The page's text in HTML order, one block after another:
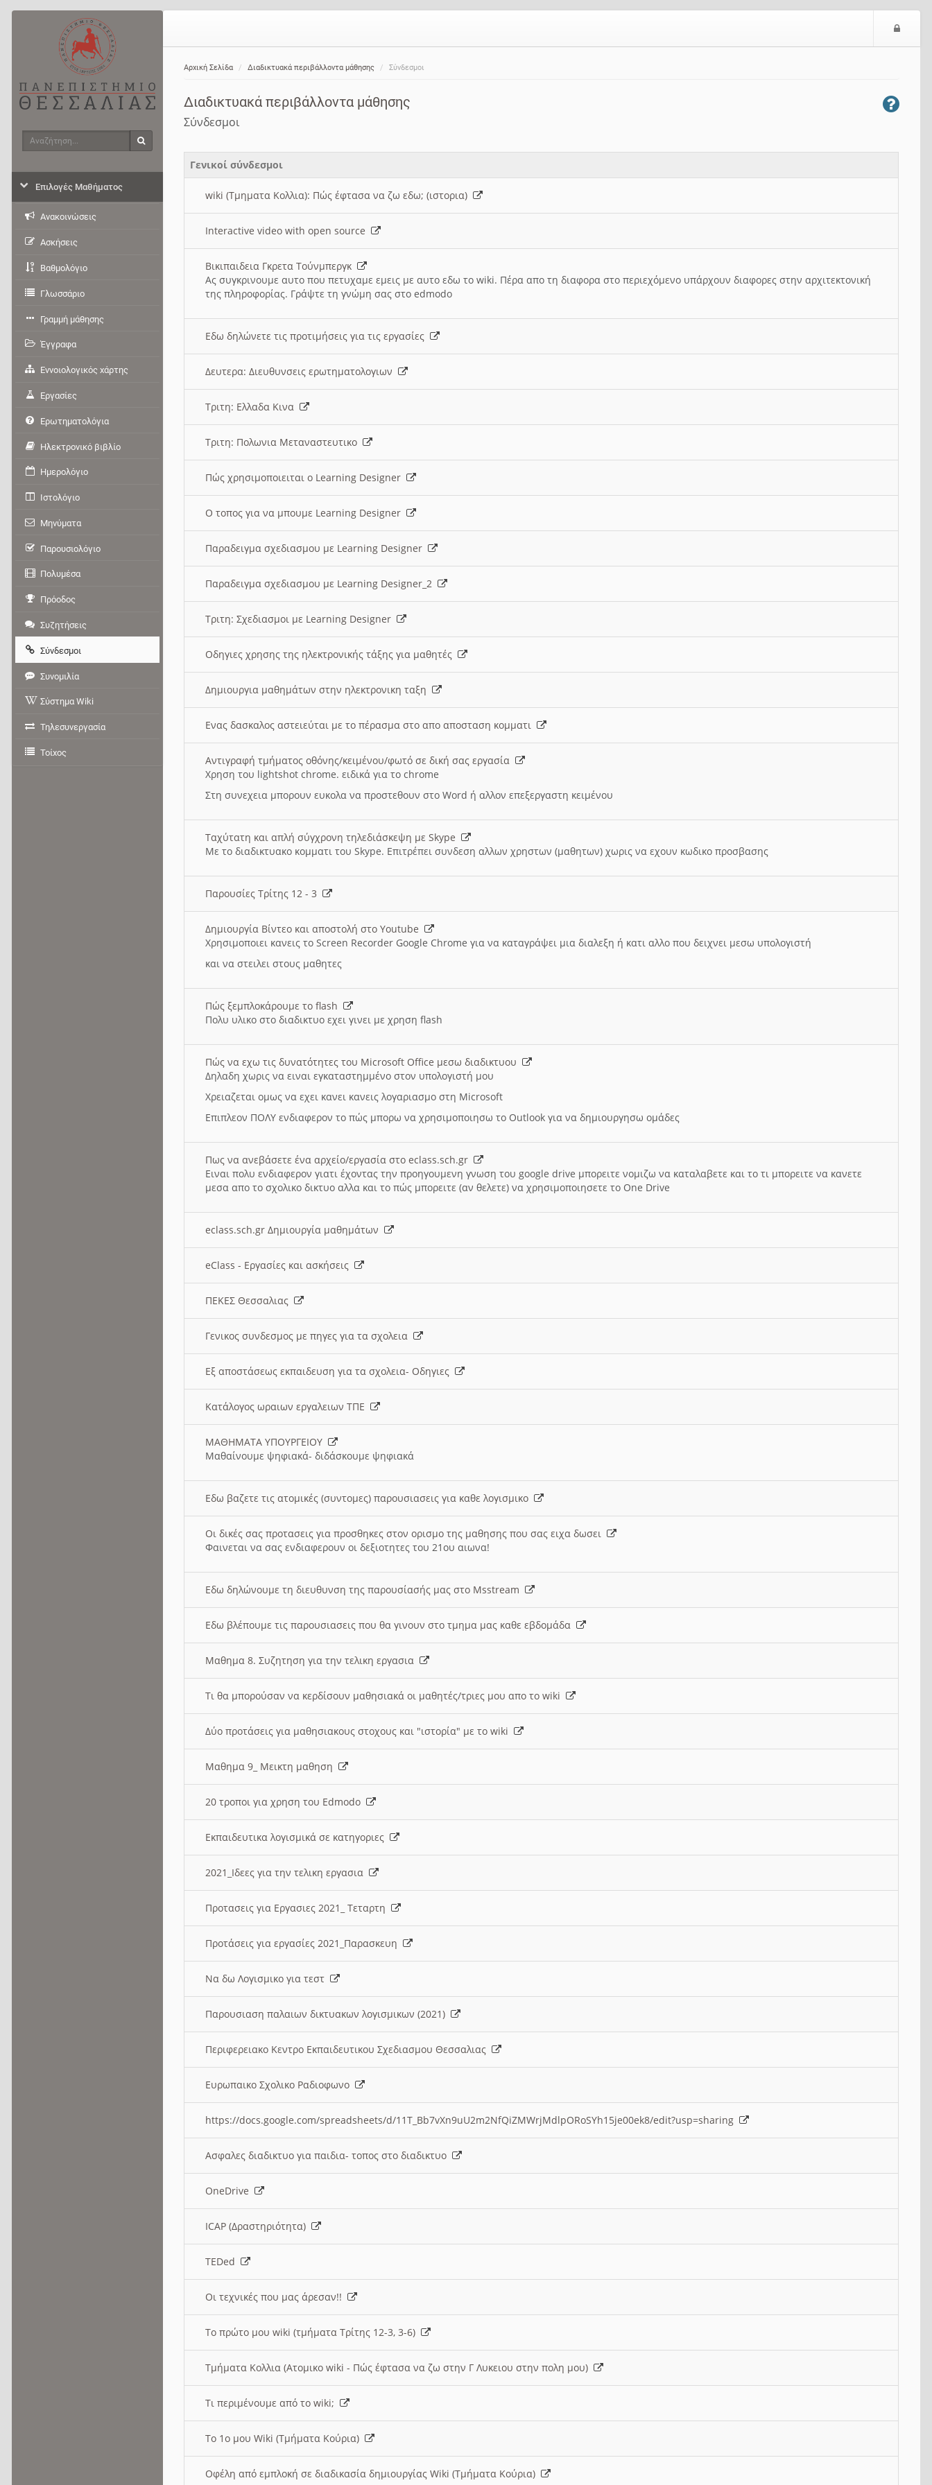
Αρχική Σελίδα Διαδικτυακά περιβάλλοντα μάθησης Σύνδεσμοι
Διαδικτυακά περιβάλλοντα μάθησης
Σύνδεσμοι
Γενικοί σύνδεσμοι
wiki (Τμηματα Κολλια): Πώς έφτασα να ζω εδω; (ιστορια)
Interactive video with open source
Βικιπαιδεια Γκρετα Τούνμπεργκ
Ας συγκρινουμε αυτο που πετυχαμε εμεις με αυτο εδω το wiki. Πέρα απο τη διαφορα στο περιεχόμενο υπάρχουν διαφορες στην αρχιτεκτονική
της πληροφορίας. Γράψτε τη γνώμη σας στο edmodo
Εδω δηλώνετε τις προτιμήσεις για τις εργασίες
Δευτερα: Διευθυνσεις ερωτηματολογιων
Τριτη: Ελλαδα Κινα
Τριτη: Πολωνια Μεταναστευτικο
Πώς χρησιμοποιειται ο Learning Designer
O τοπος για να μπουμε Learning Designer
Παραδειγμα σχεδιασμου με Learning Designer
Παραδειγμα σχεδιασμου με Learning Designer_2
Τριτη: Σχεδιασμοι με Learning Designer
Οδηγιες χρησης της ηλεκτρονικής τάξης για μαθητές
Δημιουργια μαθημάτων στην ηλεκτρονικη ταξη
Ενας δασκαλος αστειεύται με το πέρασμα στο απο αποσταση κομματι
Αντιγραφή τμήματος οθόνης/κειμένου/φωτό σε δική σας εργασία
Χρηση του lightshot chrome. ειδικά για το chrome
Στη συνεχεια μπορουν ευκολα να προστεθουν στο Word ή αλλον επεξεργαστη κειμένου
Ταχύτατη και απλή σύγχρονη τηλεδιάσκεψη με Skype
Με το διαδικτυακο κομματι του Skype. Επιτρέπει συνδεση αλλων χρηστων (μαθητων) χωρις να εχουν κωδικο προσβασης
Παρουσίες Τρίτης 12 - 3
Δημιουργία Βίντεο και αποστολή στο Youtube
Χρησιμοποιει κανεις το Screen Recorder Google Chrome για να καταγράψει μια διαλεξη ή κατι αλλο που δειχνει μεσω υπολογιστή
και να στειλει στους μαθητες
Πώς ξεμπλοκάρουμε το flash
Πολυ υλικο στο διαδικτυο εχει γινει με χρηση flash
Πώς να εχω τις δυνατότητες του Microsoft Office μεσω διαδικτυου
Δηλαδη χωρις να ειναι εγκαταστημμένο στον υπολογιστή μου
Χρειαζεται ομως να εχει κανει κανεις λογαριασμο στη Microsoft
Επιπλεον ΠΟΛΥ ενδιαφερον το πώς μπορω να χρησιμοποιησω το Outlook για να δημιουργησω ομάδες
Πως να ανεβάσετε ένα αρχείο/εργασία στο eclass.sch.gr
Ειναι πολυ ενδιαφερον γιατι έχοντας την προηγουμενη γνωση του google drive μπορειτε νομιζω να καταλαβετε και το τι μπορειτε να κανετε
μεσα απο το σχολικο δικτυο αλλα και το πώς μπορειτε (αν θελετε) να χρησιμοποιησετε το One Drive
eclass.sch.gr Δημιουργία μαθημάτων
eClass - Εργασίες και ασκήσεις
ΠΕΚΕΣ Θεσσαλιας
Γενικος συνδεσμος με πηγες για τα σχολεια
Εξ αποστάσεως εκπαιδευση για τα σχολεια- Οδηγιες
Κατάλογος ωραιων εργαλειων ΤΠΕ
ΜΑΘΗΜΑΤΑ ΥΠΟΥΡΓΕΙΟΥ
Μαθαίνουμε ψηφιακά- διδάσκουμε ψηφιακά
Εδω βαζετε τις ατομικές (συντομες) παρουσιασεις για καθε λογισμικο
Οι δικές σας προτασεις για προσθηκες στον ορισμο της μαθησης που σας ειχα δωσει
Φαινεται να σας ενδιαφερουν οι δεξιοτητες του 21ου αιωνα!
Εδω δηλώνουμε τη διευθυνση της παρουσίασής μας στο Msstream
Εδω βλέπουμε τις παρουσιασεις που θα γινουν στο τμημα μας καθε εβδομάδα
Μαθημα 8. Συζητηση για την τελικη εργασια
Τι θα μπορούσαν να κερδίσουν μαθησιακά οι μαθητές/τριες μου απο το wiki
Δύο προτάσεις για μαθησιακους στοχους και "ιστορία" με το wiki
Μαθημα 9_ Μεικτη μαθηση
20 τροποι για χρηση του Edmodo
Εκπαιδευτικα λογισμικά σε κατηγοριες
2021_Ιδεες για την τελικη εργασια
Προτασεις για Εργασιες 2021_ Τεταρτη
Προτάσεις για εργασίες 2021_Παρασκευη
Να δω Λογισμικο για τεστ
Παρουσιαση παλαιων δικτυακων λογισμικων (2021)
Περιφερειακο Κεντρο Εκπαιδευτικου Σχεδιασμου Θεσσαλιας
Ευρωπαικο Σχολικο Ραδιοφωνο
https://docs.google.com/spreadsheets/d/11T_Bb7vXn9uU2m2NfQiZMWrjMdlpORoSYh15je00ek8/edit?usp=sharing
Ασφαλες διαδικτυο για παιδια- τοπος στο διαδικτυο
OneDrive
ICAP (Δραστηριότητα)
TEDed
Οι τεχνικές που μας άρεσαν!!
Το πρώτο μου wiki (τμήματα Τρίτης 12-3, 3-6)
Τμήματα Κολλια (Ατομικο wiki - Πώς έφτασα να ζω στην Γ Λυκειου στην πολη μου)
Τι περιμένουμε από το wiki;
Το 1ο μου Wiki (Τμήματα Κούρια)
Οφέλη από εμπλοκή σε διαδικασία δημιουργίας Wiki (Τμήματα Κούρια)
Αναζήτηση
Επιλογές Μαθήματος
Ανακοινώσεις
Ασκήσεις
Βαθμολόγιο
Γλωσσάριο
Γραμμή μάθησης
Έγγραφα
Εννοιολογικός χάρτης
Εργασίες
Ερωτηματολόγια
Ηλεκτρονικό βιβλίο
Ημερολόγιο
Ιστολόγιο
Μηνύματα
Παρουσιολόγιο
Πολυμέσα
Πρόοδος
Συζητήσεις
Σύνδεσμοι
Συνομιλία
Σύστημα Wiki
Τηλεσυνεργασία
Τοίχος